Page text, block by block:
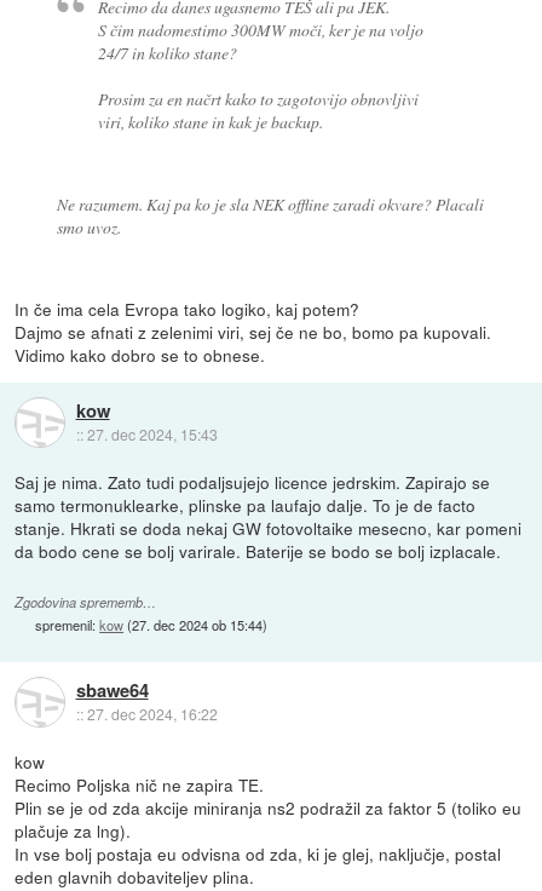
Recimo da danes ugasnemo TEŠ ali pa JEK.
S čim nadomestimo 300MW moči, ker je na voljo
24/7 in koliko stane?
Prosim za en načrt kako to zagotovijo obnovljivi
viri, koliko stane in kak je backup.
Ne razumem. Kaj pa ko je sla NEK offline zaradi okvare? Placali
smo uvoz.
In če ima cela Evropa tako logiko, kaj potem?
Dajmo se afnati z zelenimi viri, sej če ne bo, bomo pa kupovali.
Vidimo kako dobro se to obnese.
kow
::27. dec 2024, 15:43
Saj je nima. Zato tudi podaljsujejo licence jedrskim. Zapirajo se
samo termonuklearke, plinske pa laufajo dalje. To je de facto
stanje. Hkrati se doda nekaj GW fotovoltaike mesecno, kar pomeni
da bodo cene se bolj varirale. Baterije se bodo se bolj izplacale.
Zgodovina sprememb…
spremenil:kow(27. dec 2024 ob 15:44)
sbawe64
::27. dec 2024, 16:22
kow
Recimo Poljska nič ne zapira TE.
Plin se je od zda akcije miniranja ns2 podražil za faktor 5 (toliko eu
plačuje za lng).
In vse bolj postaja eu odvisna od zda, ki je glej, naključje, postal
eden glavnih dobaviteljev plina.